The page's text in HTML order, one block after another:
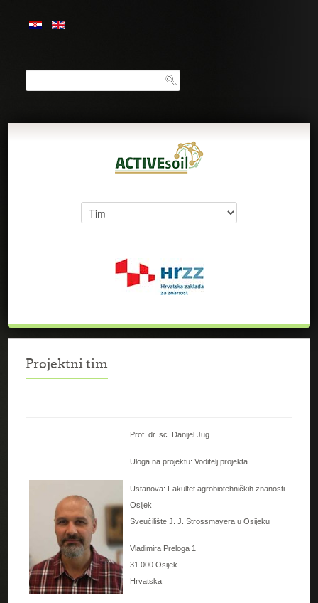
Projektni tim
Prof. dr. sc. Danijel Jug
Uloga na projektu: Voditelj projekta
Ustanova: Fakultet agrobiotehničkih znanosti
Osijek
Sveučilište J. J. Strossmayera u Osijeku
Vladimira Preloga 1
31 000 Osijek
Hrvatska